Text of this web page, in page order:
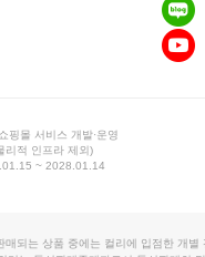
핑몰 서비스 개발·운영
리적 인프라 제외)
~ 2028.01.14
매되는 상품 중에는 컬리에 입점한 개